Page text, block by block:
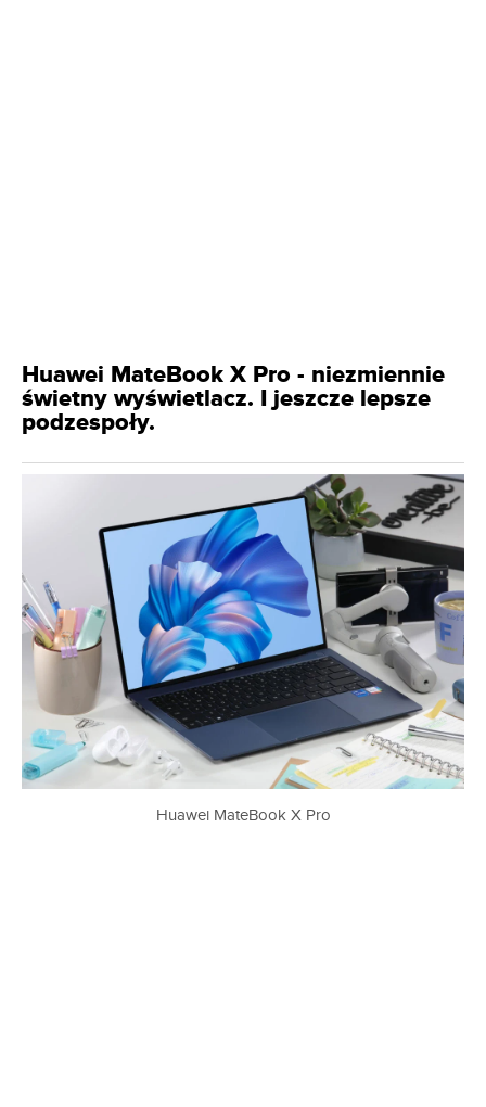
Huawei MateBook X Pro - niezmiennie
świetny wyświetlacz. I jeszcze lepsze
podzespoły.
Huawei MateBook X Pro